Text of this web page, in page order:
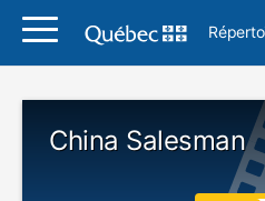
China Salesman